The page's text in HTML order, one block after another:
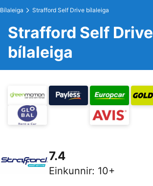
Bílaleiga Strafford Self Drive bílaleiga
Strafford Self Drive
bílaleiga
7.4
Einkunnir: 10+